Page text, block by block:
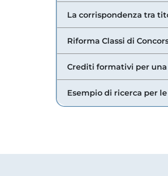
La corrispondenza tra
Riforma Classi di
Crediti formativi per una
Esempio di ricerca per